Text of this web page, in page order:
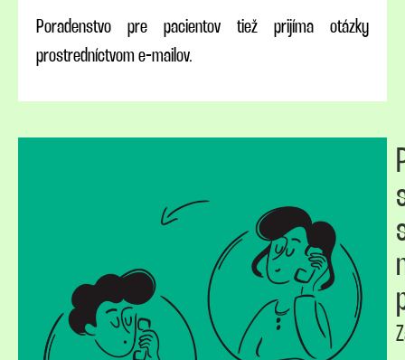
Poradenstvo pre pacientov tiež prijíma otázky
prostredníctvom e-mailov.